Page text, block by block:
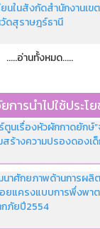
นในสังกัดสำนักงานเข
วัดสุราษฎร์ธานี
.....อ่านทั้งหมด.....
การนำไปใช้ประโ
ตูนเรื่องหัวผักกาดยักษ์
ร้างความปรองดองเ
าศักยภาพด้านการผลิ
ยแครงแบบการพึ่งพา
กภัยปี2554